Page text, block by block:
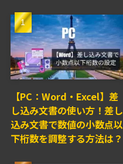
【PC：Word・Excel】差
し込み文書の使い方！差し
込み文書で数値の小数点以
下桁数を調整する方法は？